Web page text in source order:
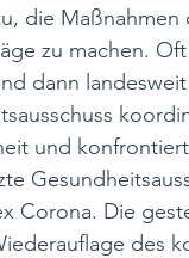
die Maßnahmen
zu machen.
dann
und
Corona. Die
des